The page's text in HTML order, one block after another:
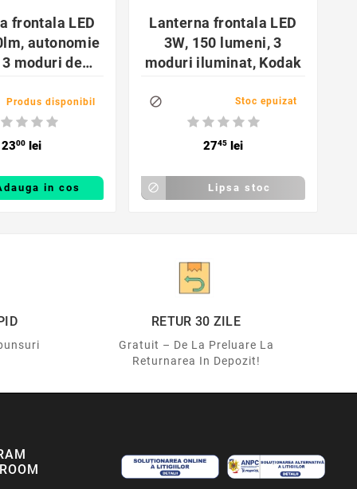
frontala LED
autonomie
moduri de
ABS
Produs disponibil
2300 lei
in cos
Lanterna frontala LED
3W, 150 lumeni, 3
moduri iluminat, Kodak
 Stoc epuizat
2745 lei
 Lipsa stoc
RETUR 30 ZILE
Gratuit – De La Preluare La
Returnarea In Depozit!